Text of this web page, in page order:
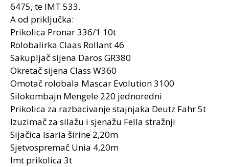
6475, te IMT 533.
A od priključka:
Prikolica Pronar 336/1 10t
Rolobalirka Claas Rollant 46
Sakupljač sijena Daros GR380
Okretač sijena Class W360
Omotač rolobala Mascar Evolution 3100
Silokombajn Mengele 220 jednoredni
Prikolica za razbacivanje stajnjaka Deutz Fahr 5t
Izuzimač za silažu i sjenažu Fella stražnji
Sijačica Isaria širine 2,20m
Sjetvospremač Unia 4,20m
Imt prikolica 3t